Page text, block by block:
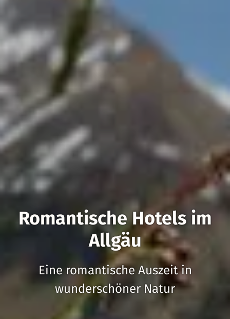
Romantische Hotels im
Allgäu
Eine romantische Auszeit in
wunderschöner Natur